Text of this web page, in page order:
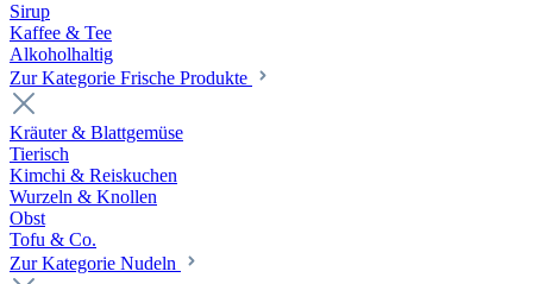
Sirup
Kaffee & Tee
Alkoholhaltig
Zur Kategorie Frische Produkte
Kräuter & Blattgemüse
Tierisch
Kimchi & Reiskuchen
Wurzeln & Knollen
Obst
Tofu & Co.
Zur Kategorie Nudeln